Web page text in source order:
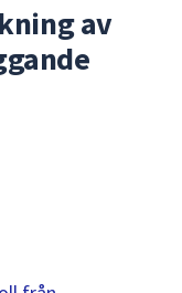
sökfältet
kommer
sökförslag
att
av